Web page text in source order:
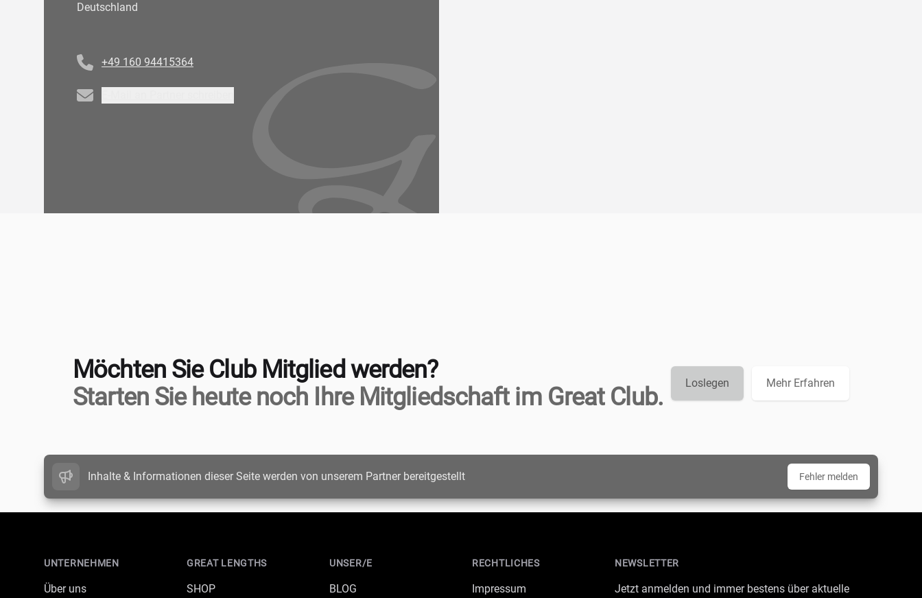
Deutschland
+49 160 94415364
Email
Möchten Sie Club Mitglied werden?
Starten Sie heute noch Ihre Mitgliedschaft im Great Club.
Loslegen Mehr Erfahren
Inhalte & Informationen dieser Seite werden von unserem Partner bereitgestellt Fehler melden
UNTERNEHMEN
Über uns
GREAT LENGTHS
SHOP
UNSER/E
BLOG
RECHTLICHES
Impressum
NEWSLETTER
Jetzt anmelden und immer bestens über aktuelle